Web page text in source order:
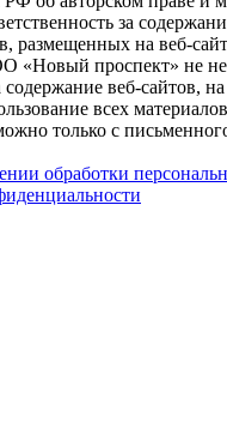
за
размещенных на веб-
«Новый проспект» не
содержание веб-сайтов,
всех
только с
обработки